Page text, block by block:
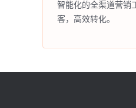
智能化的全渠道营销
客，高效转化。